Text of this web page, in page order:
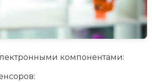
компонентами: